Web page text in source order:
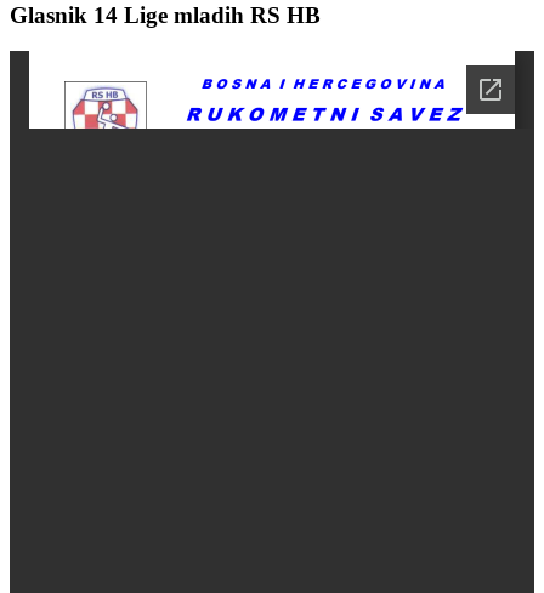
Glasnik 14 Lige mladih RS HB